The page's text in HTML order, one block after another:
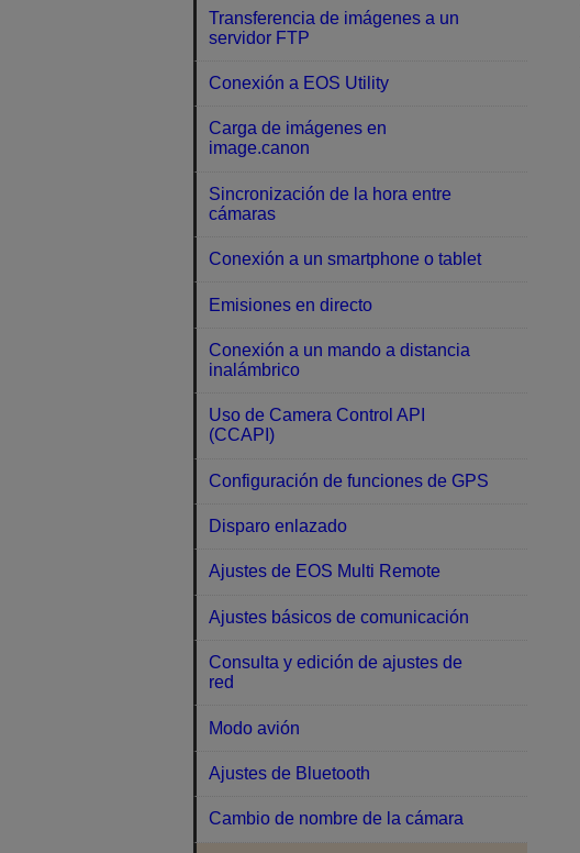
Transferencia de imágenes a un
servidor FTP
Conexión a EOS Utility
Carga de imágenes en
image.canon
Sincronización de la hora entre
cámaras
Conexión a un smartphone o tablet
Emisiones en directo
Conexión a un mando a distancia
inalámbrico
Uso de Camera Control API
(CCAPI)
Configuración de funciones de GPS
Disparo enlazado
Ajustes de EOS Multi Remote
Ajustes básicos de comunicación
Consulta y edición de ajustes de
red
Modo avión
Ajustes de Bluetooth
Cambio de nombre de la cámara